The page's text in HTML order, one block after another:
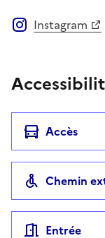
Instagram
Accès
Chemin
Entrée